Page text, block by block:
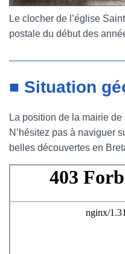
Le clocher de l’église
postale du début des
■ Situation
La position de la mairie
N’hésitez pas à naviguer
belles découvertes en